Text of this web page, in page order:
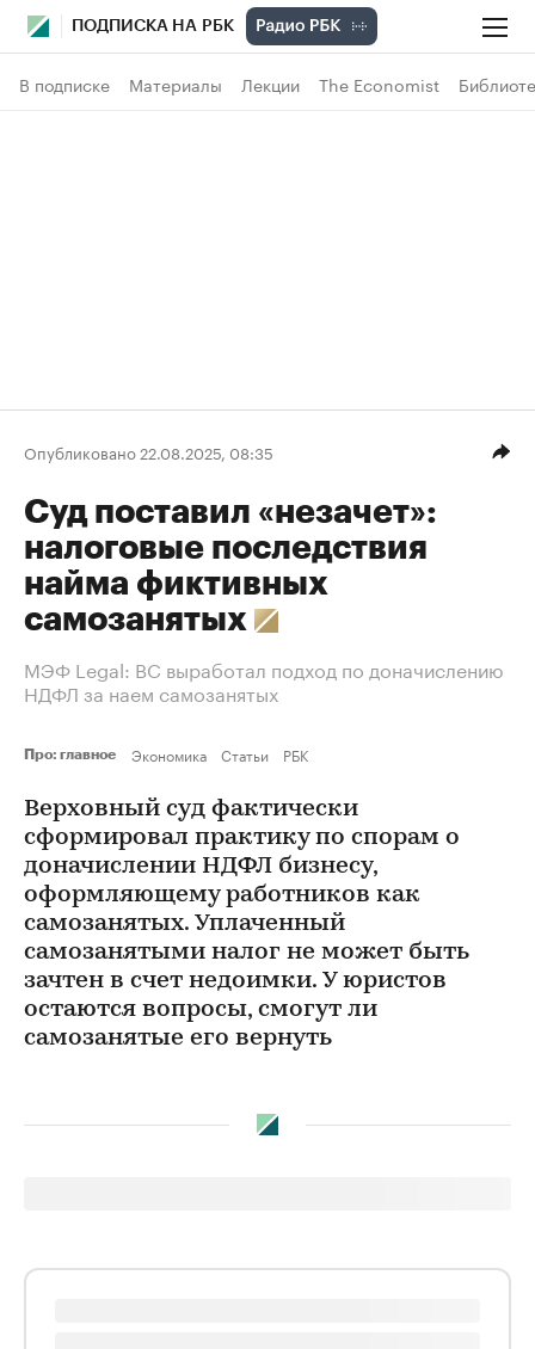
ПОДПИСКА НА РБК
В подписке Материалы Лекции The Economist
Опубликовано 22.08.2025, 08:35
Суд поставил «незачет»:
налоговые последствия
найма фиктивных
самозанятых
МЭФ Legal: ВС выработал подход по доначислению
НДФЛ за наем самозанятых
Про: главное Экономика Статьи РБК
Верховный суд фактически
сформировал практику по спорам о
доначислении НДФЛ бизнесу,
оформляющему работников как
самозанятых. Уплаченный
самозанятыми налог не может быть
зачтен в счет недоимки. У юристов
остаются вопросы, смогут ли
самозанятые его вернуть